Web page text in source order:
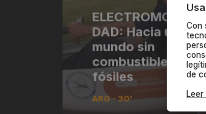
ELECTROMOVILI
DAD: Hacia un
mundo sin
combustibles
fósiles
ARG - 30'
Con
de
Leer